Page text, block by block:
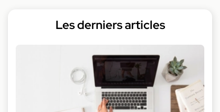
Les derniers articles